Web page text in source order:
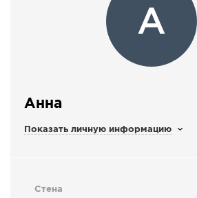
ОБЪЯВЛЕНИЯ
СТАТЬИ
А
Анна
Показать личную информацию
Стена